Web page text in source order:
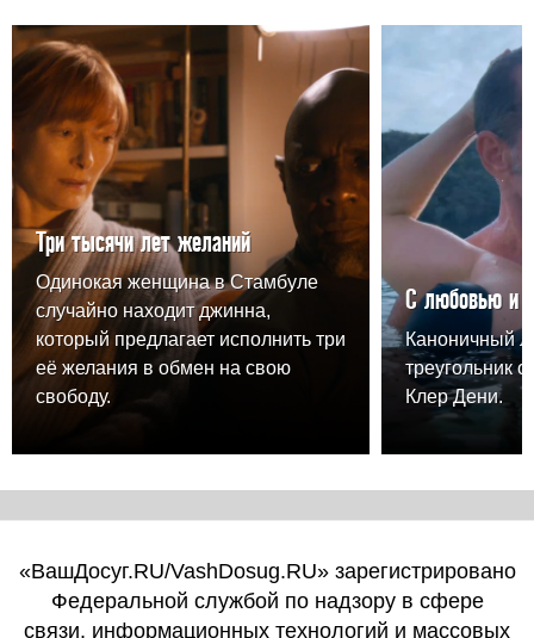
Три тысячи лет желаний
Одинокая женщина в Стамбуле
случайно находит джинна,
который предлагает исполнить три
её желания в обмен на свою
свободу.
С любовью и
Каноничный
треугольник
Клер Дени.
«ВашДосуг.RU/VashDosug.RU» зарегистрировано
Федеральной службой по надзору в сфере
связи, информационных технологий и массовых